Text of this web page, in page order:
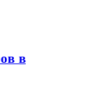
в